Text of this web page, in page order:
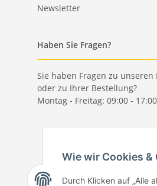
Newsletter
Haben Sie Fragen?
Sie haben Fragen zu unseren
oder zu Ihrer Bestellung?
Montag - Freitag: 09:00 -
Wie wir Cookies &
Durch Klicken auf „Alle